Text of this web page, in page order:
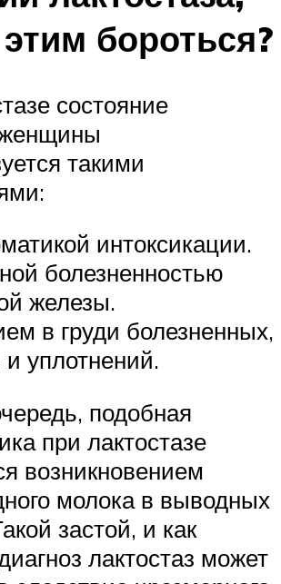
бороться?
состояние
такими
интоксикации.
болезненностью
железы.
в груди болезненных,
и уплотнений.
подобная
при лактостазе
возникновением
молока в выводных
застой, и как
лактостаз может